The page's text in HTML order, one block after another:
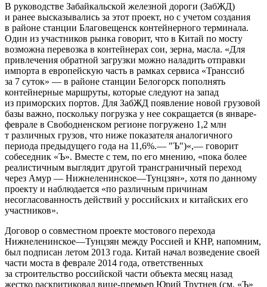
В руководстве Забайкальской железной дороги (ЗабЖД)
и ранее высказывались за этот проект, но с учетом создания
в районе станции Благовещенск контейнерного терминала.
Один из участников рынка говорит, что в Китай по мосту
возможна перевозка в контейнерах сои, зерна, масла. «Для
привлечения обратной загрузки можно наладить отправки
импорта в европейскую часть в рамках сервиса «Транссиб
за 7 суток» — в районе станции Белогорск пополнять
контейнерные маршруты, которые следуют на запад
из приморских портов. Для ЗабЖД появление новой грузовой
базы важно, поскольку погрузка у нее сокращается (в январе-
феврале в Свободненском регионе погружено 1,2 млн
т различных грузов, что ниже показателя аналогичного
периода предыдущего года на 11,6%.— "Ъ")«,— говорит
собеседник «Ъ». Вместе с тем, по его мнению, «пока более
реалистичным выглядит другой трансграничный переход
через Амур — Нижнеленинское—Тунцзян», хотя по данному
проекту и наблюдается «по различным причинам
несогласованность действий у российских и китайских его
участников».
Договор о совместном проекте мостового перехода
Нижнеленинское—Тунцзян между Россией и КНР, напомним,
был подписан летом 2013 года. Китай начал возведение своей
части моста в феврале 2014 года, ответственных
за строительство российской части объекта месяц назад
жестко раскритиковал вице-премьер Юрий Трутнев (см. «Ъ»